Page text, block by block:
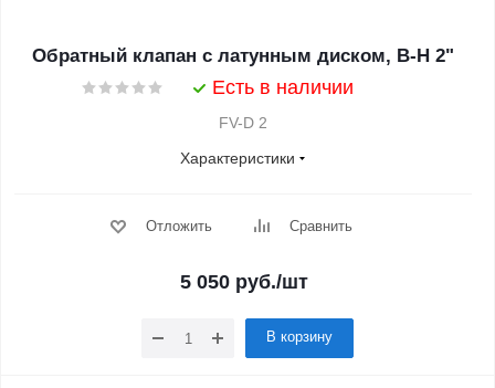
Обратный клапан с латунным диском, В-Н 2"
Есть в наличии
FV-D 2
Характеристики
Отложить Сравнить
5 050руб./шт
В корзину